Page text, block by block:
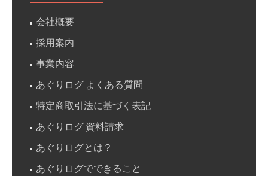
ン
グ
会社概要
採用案内
事業内容
あぐりログ よくある質問
特定商取引法に基づく表記
あぐりログ 資料請求
あぐりログとは？
あぐりログでできること